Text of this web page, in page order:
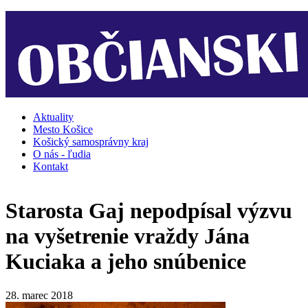
Aktuality
Mesto Košice
Košický samosprávny kraj
O nás - ľudia
Kontakt
Starosta Gaj nepodpísal výzvu
na vyšetrenie vraždy Jána
Kuciaka a jeho snúbenice
28. marec 2018